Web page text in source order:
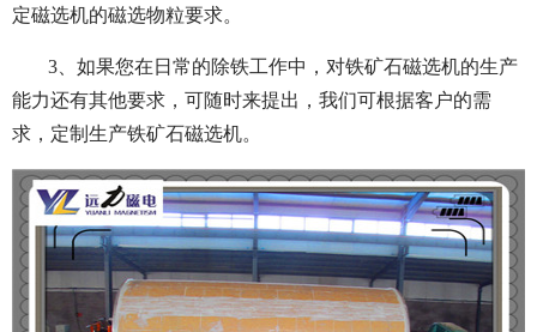
定磁选机的磁选物粒要求。
3、如果您在日常的除铁工作中，对铁矿石磁选机的生产
能力还有其他要求，可随时来提出，我们可根据客户的需
求，定制生产铁矿石磁选机。